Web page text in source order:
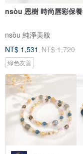
nsòu 恩樹 時尚唇彩保養
nsòu 純淨美妝
NT$ 1,531 NT$ 1,720
綠色友善